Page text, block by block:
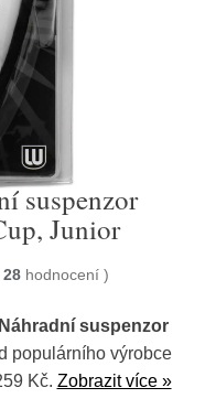
suspenzor
Junior
28 hodnocení )
suspenzor
populárního výrobce
Kč. Zobrazit více »